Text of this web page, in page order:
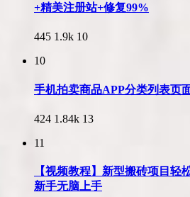
+精美注册站+修复99%
445 1.9k 10
10
手机拍卖商品APP分类列表页
424 1.84k 13
11
【视频教程】新型搬砖项目轻
新手无脑上手